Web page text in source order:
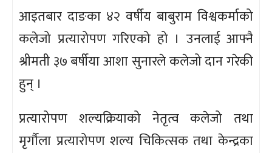
आइतबार दाङका ४२ वर्षीय बाबुराम विश्वकर्माको
कलेजो प्रत्यारोपण गरिएको हो । उनलाई आफ्नै
श्रीमती ३७ बर्षीया आशा सुनारले कलेजो दान गरेकी
हुन् ।
प्रत्यारोपण शल्यक्रियाको नेतृत्व कलेजो तथा
मृर्गौला प्रत्यारोपण शल्य चिकित्सक तथा केन्द्रका